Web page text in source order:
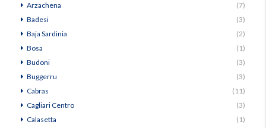
Arzachena
(7)
Badesi
(3)
Baja Sardinia
(2)
Bosa
(1)
Budoni
(3)
Buggerru
(3)
Cabras
(11)
Cagliari Centro
(3)
Calasetta
(1)